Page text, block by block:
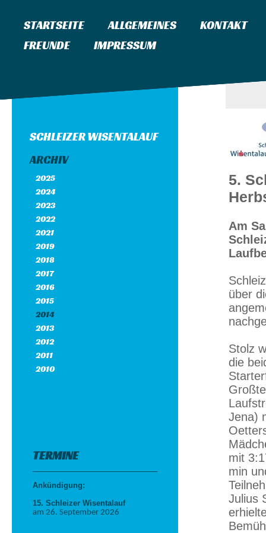
STARTSEITE ALLGEMEINES
KONTAKT
FREUNDE
IMPRESSUM
SCHLEIZER WISENTALAUF
ARCHIV
2025
2024
2023
2022
2021
2019
2018
2017
2016
2015
2014
2013
2012
2011
2010
TERMINE
Ankündigung:
15. Schleizer Wisentalauf
am 26. September 2026
5.
Am
über
Stolz
die
Jena)
mit
min
Julius